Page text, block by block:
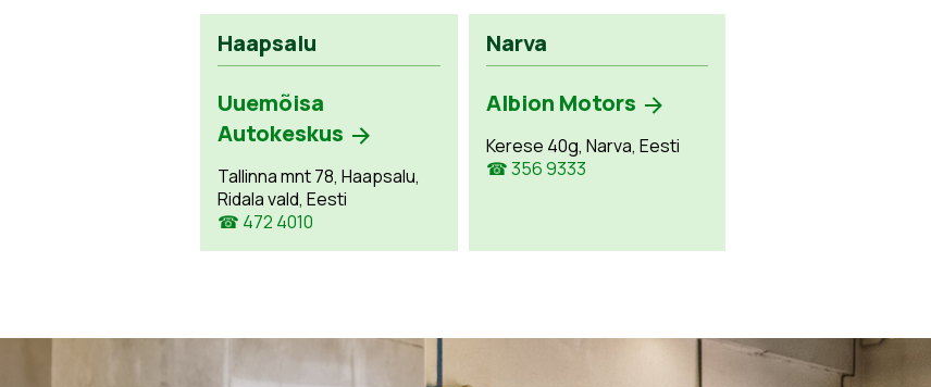
Haapsalu
Uuemõisa
Autokeskus
Tallinna mnt 78, Haapsalu,
Ridala vald, Eesti
☎ 472 4010
Narva
Albion Motors
Kerese 40g, Narva, Eesti
☎ 356 9333